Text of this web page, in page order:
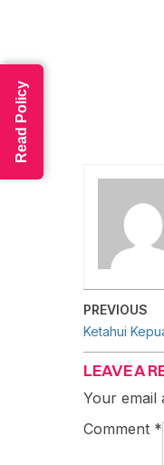
PREVIOUS
Ketahui
LEAVE A
Your email
Comment *
Read Policy